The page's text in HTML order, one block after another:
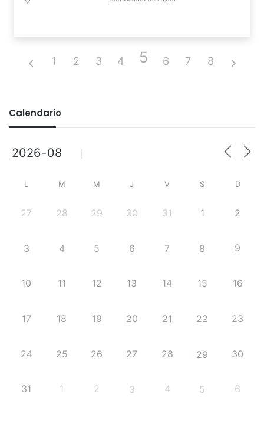
1 2 3 4 5 6 7 8
Calendario
L M M J V S D
27 28 29 30 31 1 2
3 4 5 6 7 8 9
10 11 12 13 14 15 16
17 18 19 20 21 22 23
24 25 26 27 28 29 30
31 1 2 3 4 5 6